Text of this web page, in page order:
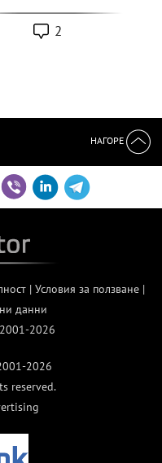
2
НАГОРЕ
| Условия за ползване|
данни
2026
2026
reserved.